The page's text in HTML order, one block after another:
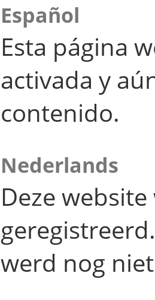
Español
Esta página
activada y
contenido.
Nederlands
Deze
werd nog